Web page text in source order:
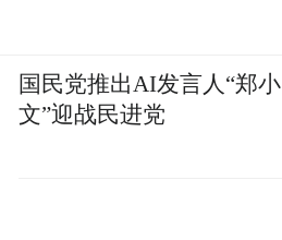
国民党推出AI发言人“郑小
文”迎战民进党